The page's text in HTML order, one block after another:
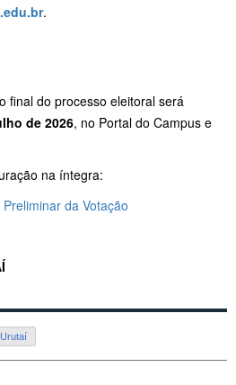
.
final do processo eleitoral será
de 2026, no Portal do Campus e
na íntegra:
da Votação